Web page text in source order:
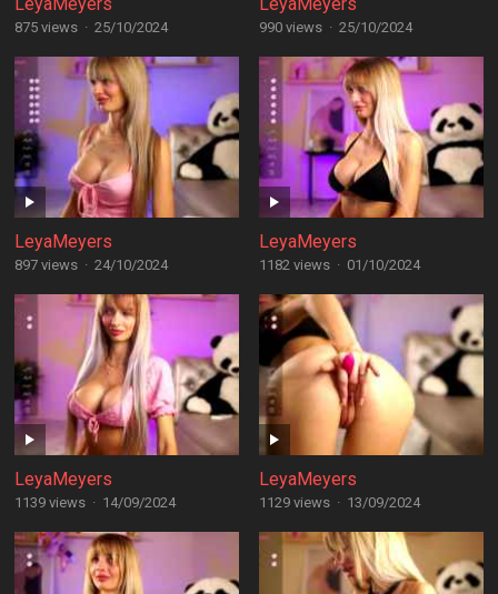
875 views · 25/10/2024 990 views · 25/10/2024
LeyaMeyers
897 views · 24/10/2024
LeyaMeyers
1182 views · 01/10/2024
LeyaMeyers
1139 views · 14/09/2024
LeyaMeyers
1129 views · 13/09/2024